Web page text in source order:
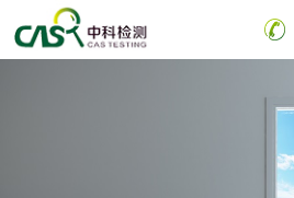
伸缩警棍检测
脱硫石膏检测